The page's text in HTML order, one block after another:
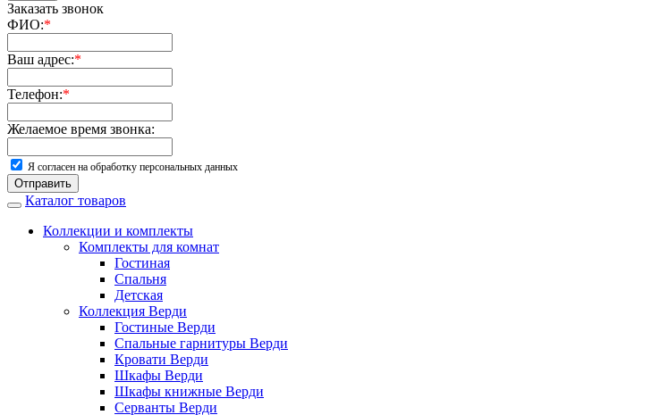
Заказать звонок
ФИО:*
Ваш адрес:*
Телефон:*
Желаемое время звонка:
Я согласен на обработку персональных данных
Отправить
Каталог товаров
Коллекции и комплекты
Комплекты для комнат
Гостиная
Спальня
Детская
Коллекция Верди
Гостиные Верди
Спальные гарнитуры Верди
Кровати Верди
Шкафы Верди
Шкафы книжные Верди
Серванты Верди